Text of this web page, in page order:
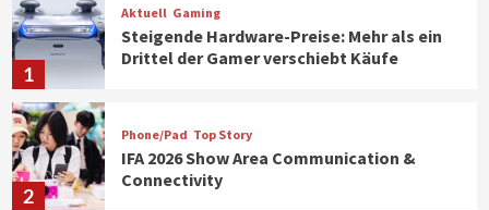
1
Aktuell Gaming
Steigende Hardware-Preise: Mehr als ein
Drittel der Gamer verschiebt Käufe
2
Phone/Pad Top Story
IFA 2026 Show Area Communication &
Connectivity